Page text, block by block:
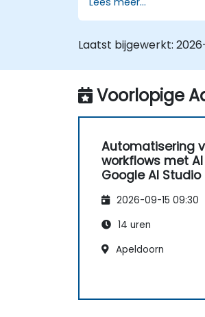
AI-gestuurde
uitvoeren.
intelligentere
de efficiëntie te
Laatst bijgewerkt:
Voorlopige
Automatisering
workflows met
Google AI Studio
2026-09-15 09:30
14 uren
Apeldoorn